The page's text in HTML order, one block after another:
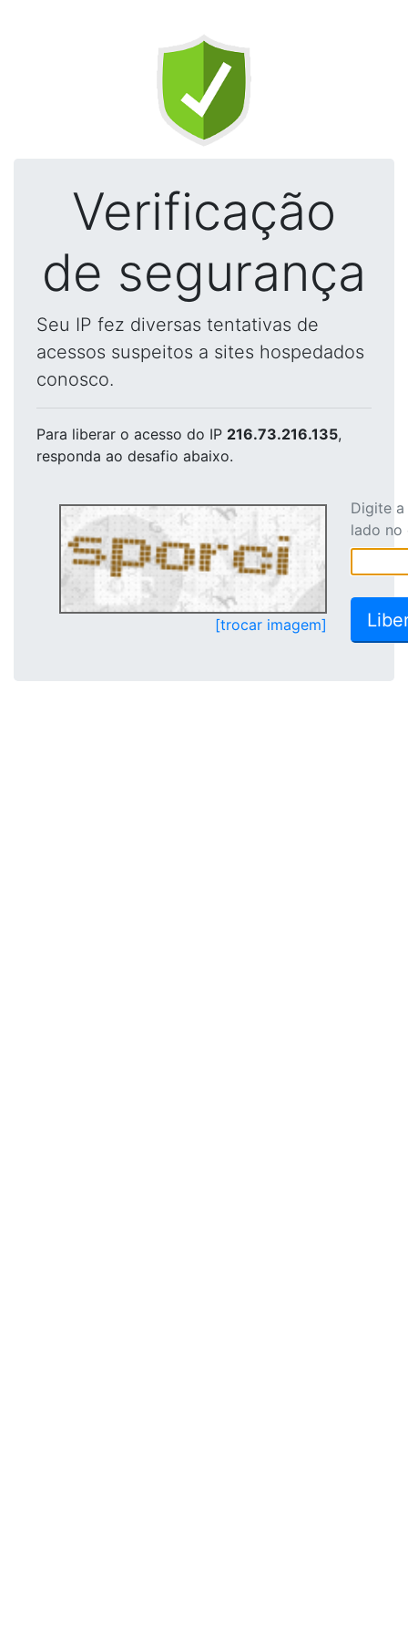
Verificação
de segurança
Seu IP fez diversas tentativas de
acessos suspeitos a sites hospedados
conosco.
Para liberar o acesso do IP 216.73.216.135,
responda ao desafio abaixo.
[trocar imagem]
Digite
lado no